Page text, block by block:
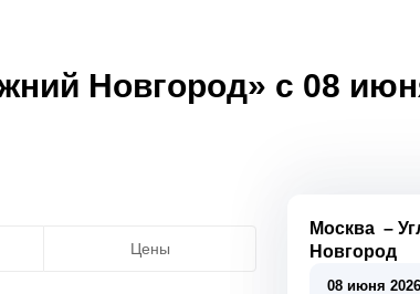
Новгород» с 08
Цены
Москва –
Новгород
08 июня 2026